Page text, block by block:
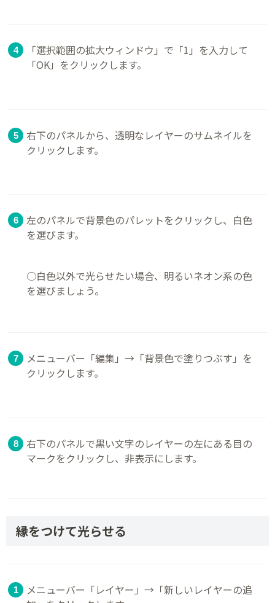
「選択範囲の拡大ウィンドウ」で「1」を入力して
「OK」をクリックします。
右下のパネルから、透明なレイヤーのサムネイルを
クリックします。
左のパネルで背景色のパレットをクリックし、白色
を選びます。
○白色以外で光らせたい場合、明るいネオン系の色
を選びましょう。
メニューバー「編集」→「背景色で塗りつぶす」を
クリックします。
右下のパネルで黒い文字のレイヤーの左にある目の
マークをクリックし、非表示にします。
縁をつけて光らせる
メニューバー「レイヤー」→「新しいレイヤーの追